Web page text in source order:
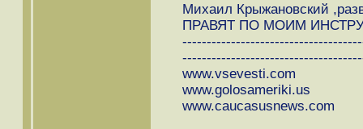
Михаил Крыжановский
ПРАВЯТ ПО МОИМ
www.vsevesti.com
www.golosameriki.us
www.caucasusnews.com